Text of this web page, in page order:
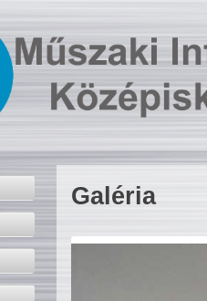
Galéria